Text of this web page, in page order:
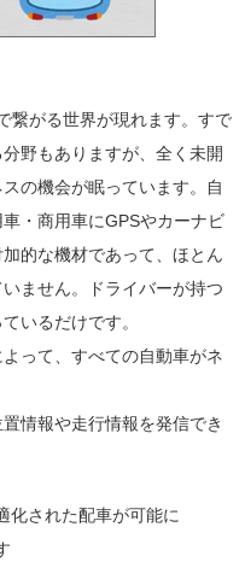
繋がる世界が現れます。すで
野もありますが、全く未開
の機会が眠っています。自
・商用車にGPSやカーナビ
的な機材であって、ほとん
ません。ドライバーが持つ
いるだけです。
って、すべての自動車がネ
情報や走行情報を発信でき
化された配車が可能に